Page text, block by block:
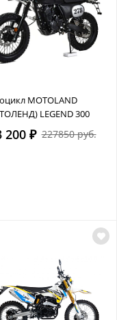
MOTOLAND
LEGEND 300
200 ₽ 227850 руб.